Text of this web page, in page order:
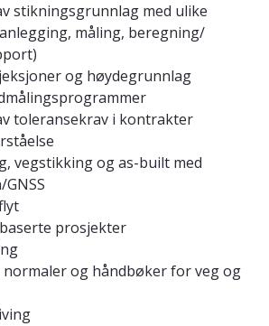
stikningsgrunnlag med ulike
måling, beregning/
og høydegrunnlag
toleransekrav i kontrakter
vegstikking og as-built med
prosjekter
normaler og håndbøker for veg og